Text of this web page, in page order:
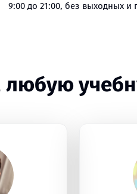
9:00 до 21:00, без выходных и